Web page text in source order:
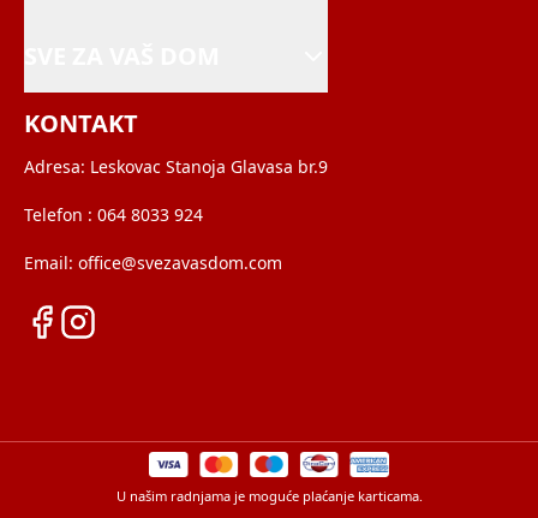
KONTAKT
Adresa: Leskovac Stanoja Glavasa br.9
Telefon : 064 8033 924
Email: office@svezavasdom.com
U našim radnjama je moguće plaćanje karticama.